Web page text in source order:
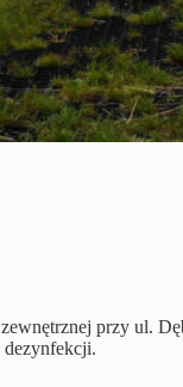
przy ul.
dezynfekcji.